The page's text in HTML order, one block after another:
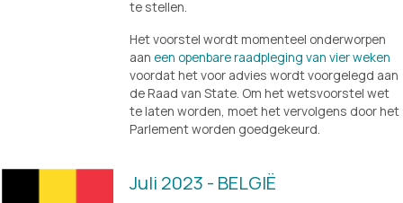
te stellen.
Het voorstel wordt momenteel onderworpen
aan een openbare raadpleging van vier weken
voordat het voor advies wordt voorgelegd aan
de Raad van State. Om het wetsvoorstel wet
te laten worden, moet het vervolgens door het
Parlement worden goedgekeurd.
Juli 2023 - BELGIË